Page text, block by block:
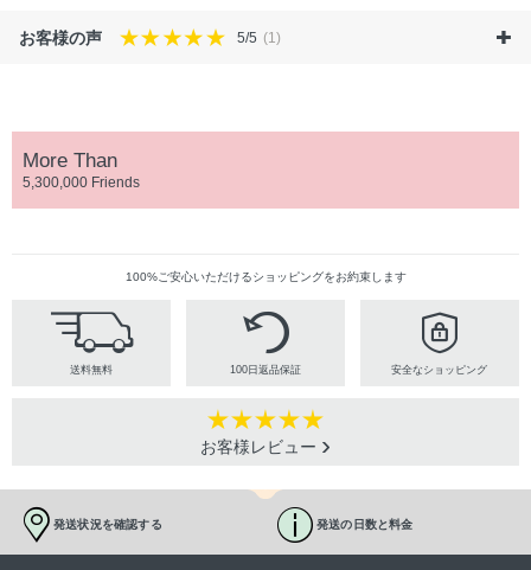
お客様の声 5/5 (1)
More Than
5,300,000 Friends
100%ご安心いただけるショッピングをお約束します
送料無料 100日返品保証 安全なショッピング
お客様レビュー
発送状況を確認する 発送の日数と料金